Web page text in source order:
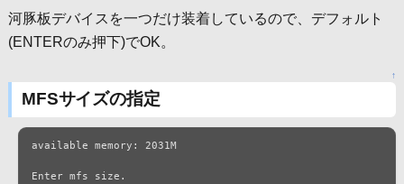
河豚板デバイスを一つだけ装着しているので、デフォルト
(ENTERのみ押下)でOK。
↑
MFSサイズの指定
available memory: 2031M
Enter mfs size.